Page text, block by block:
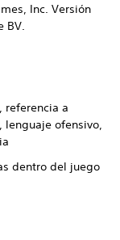
Inc. Versión
BV.
referencia a
lenguaje ofensivo,
dentro del juego